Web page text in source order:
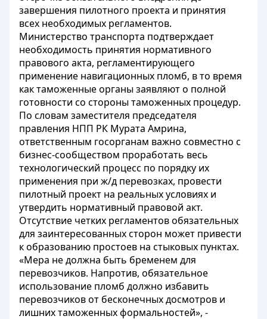
завершения пилотного проекта и принятия
всех необходимых регламентов.
Министерство транспорта подтверждает
необходимость принятия нормативного
правового акта, регламентирующего
применение навигационных пломб, в то время
как таможенные органы заявляют о полной
готовности со стороны таможенных процедур.
По словам заместителя председателя
правления НПП РК Мурата Амрина,
ответственным госорганам важно совместно с
бизнес-сообществом проработать весь
технологический процесс по порядку их
применения при ж/д перевозках, провести
пилотный проект на реальных условиях и
утвердить нормативный правовой акт.
Отсутствие четких регламентов обязательных
для заинтересованных сторон может привести
к образованию простоев на стыковых пунктах.
«Мера не должна быть бременем для
перевозчиков. Напротив, обязательное
использование пломб должно избавить
перевозчиков от бесконечных досмотров и
лишних таможенных формальностей», -